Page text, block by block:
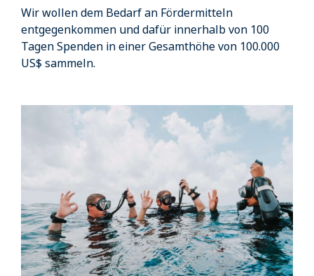
Wir wollen dem Bedarf an Fördermitteln
entgegenkommen und dafür innerhalb von 100
Tagen Spenden in einer Gesamthöhe von 100.000
US$ sammeln.